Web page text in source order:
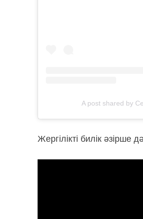
A post shared by
Жергілікті билік әзірше